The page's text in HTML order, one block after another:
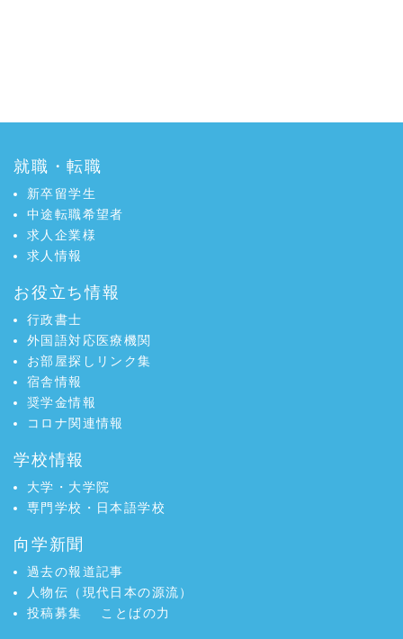
就職・転職
新卒留学生
中途転職希望者
求人企業様
求人情報
お役立ち情報
行政書士
外国語対応医療機関
お部屋探しリンク集
宿舎情報
奨学金情報
コロナ関連情報
学校情報
大学・大学院
専門学校・日本語学校
向学新聞
過去の報道記事
人物伝（現代日本の源流）
投稿募集
ことばの力